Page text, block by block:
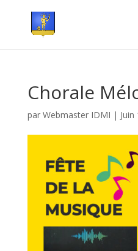
Chorale
par Webmaster IDMI |